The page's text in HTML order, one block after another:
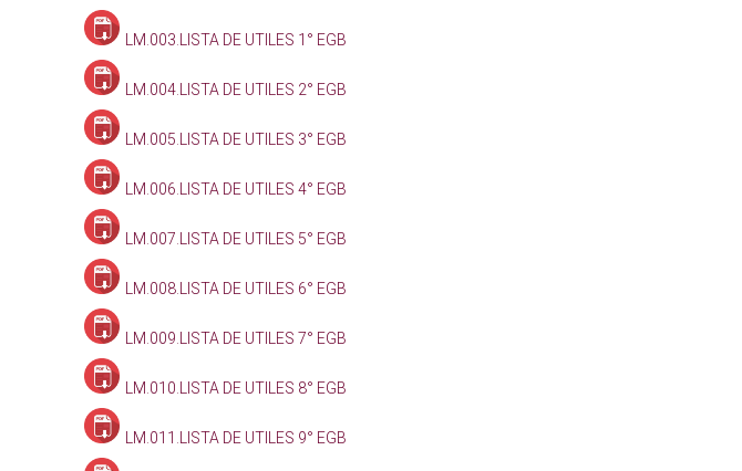
LM.003.LISTA DE UTILES 1° EGB
LM.004.LISTA DE UTILES 2° EGB
LM.005.LISTA DE UTILES 3° EGB
LM.006.LISTA DE UTILES 4° EGB
LM.007.LISTA DE UTILES 5° EGB
LM.008.LISTA DE UTILES 6° EGB
LM.009.LISTA DE UTILES 7° EGB
LM.010.LISTA DE UTILES 8° EGB
LM.011.LISTA DE UTILES 9° EGB